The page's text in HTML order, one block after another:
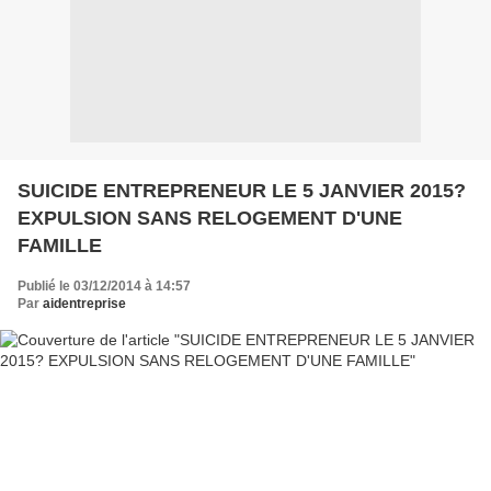
SUICIDE ENTREPRENEUR LE 5 JANVIER 2015?
EXPULSION SANS RELOGEMENT D'UNE
FAMILLE
Publié le 03/12/2014 à 14:57
Par aidentreprise